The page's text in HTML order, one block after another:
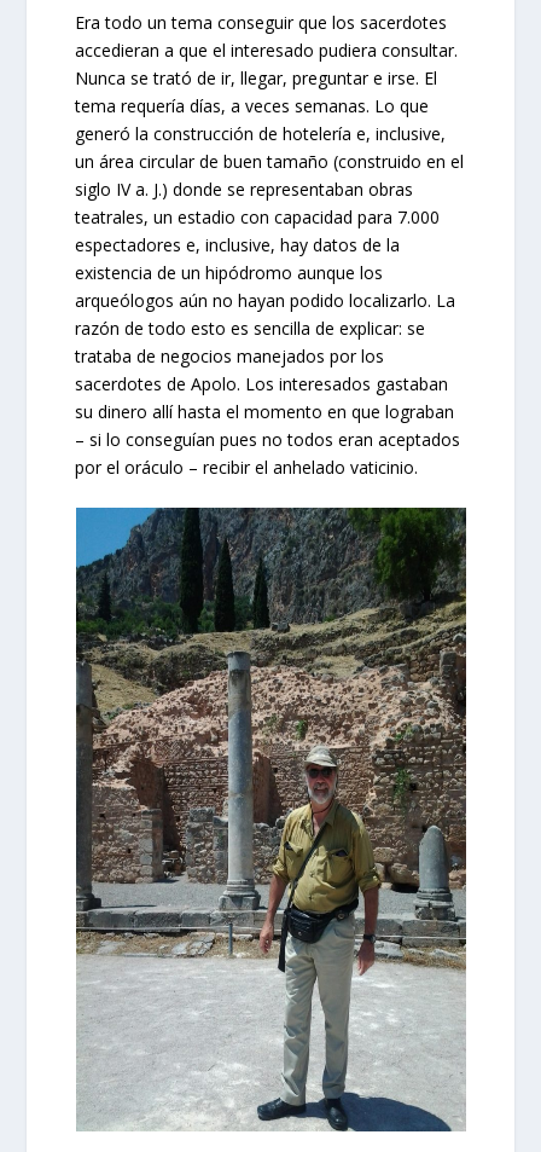
Era todo un tema conseguir que los sacerdotes
accedieran a que el interesado pudiera consultar.
Nunca se trató de ir, llegar, preguntar e irse. El
tema requería días, a veces semanas. Lo que
generó la construcción de hotelería e, inclusive,
un área circular de buen tamaño (construido en el
siglo IV a. J.) donde se representaban obras
teatrales, un estadio con capacidad para 7.000
espectadores e, inclusive, hay datos de la
existencia de un hipódromo aunque los
arqueólogos aún no hayan podido localizarlo. La
razón de todo esto es sencilla de explicar: se
trataba de negocios manejados por los
sacerdotes de Apolo. Los interesados gastaban
su dinero allí hasta el momento en que lograban
– si lo conseguían pues no todos eran aceptados
por el oráculo – recibir el anhelado vaticinio.